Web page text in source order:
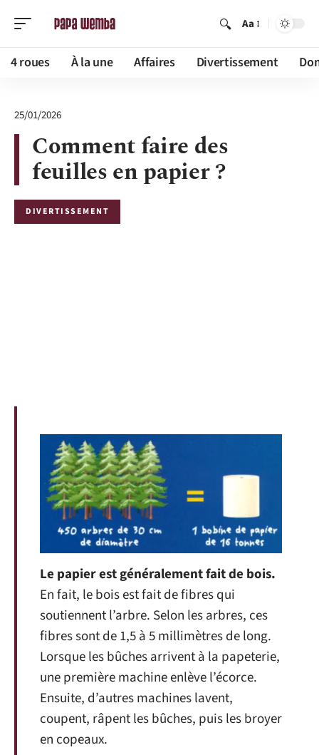
Aa
4 roues À la une Affaires Divertissement
25/01/2026
Comment faire des
feuilles en papier ?
DIVERTISSEMENT
Le papier est généralement fait de bois.
En fait, le bois est fait de fibres qui
soutiennent l’arbre. Selon les arbres, ces
fibres sont de 1,5 à 5 millimètres de long.
Lorsque les bûches arrivent à la papeterie,
une première machine enlève l’écorce.
Ensuite, d’autres machines lavent,
coupent, râpent les bûches, puis les broyer
en copeaux.